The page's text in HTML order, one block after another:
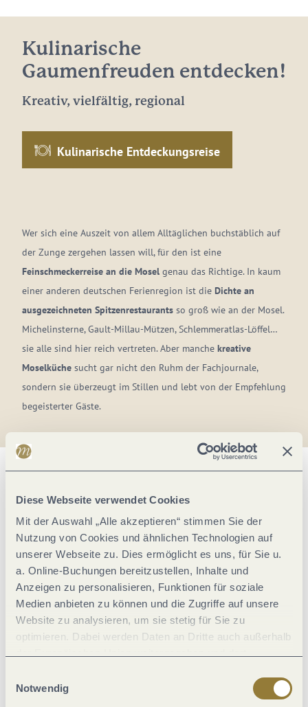
Diese Webseite verwendet Cookies
Mit der Auswahl „Alle akzeptieren“ stimmen Sie der
Nutzung von Cookies und ähnlichen Technologien auf
unserer Webseite zu. Dies ermöglicht es uns, für Sie u.
a. Online-Buchungen bereitzustellen, Inhalte und
Anzeigen zu personalisieren, Funktionen für soziale
Medien anbieten zu können und die Zugriffe auf unsere
Website zu analysieren, um sie stetig für Sie zu
optimieren. Dabei werden Daten an Dritte auch außerhalb
jederzeit widerrufen werden. Mit der Auswahl "Alle
ablehnen" kann es zu Beeinträchtigungen in der Nutzung
Notwendig
Kulinarische
Gaumenfreuden entdecken!
Kreativ, vielfältig, regional
Kulinarische Entdeckungsreise
Wer sich eine Auszeit von allem Alltäglichen buchstäblich auf
der Zunge zergehen lassen will, für den ist eine
Feinschmeckerreise an die Mosel genau das Richtige. In kaum
einer anderen deutschen Ferienregion ist die Dichte an
ausgezeichneten Spitzenrestaurants so groß wie an der Mosel.
Michelinsterne, Gault-Millau-Mützen, Schlemmeratlas-Löffel…
sie alle sind hier reich vertreten. Aber manche kreative
Moselküche sucht gar nicht den Ruhm der Fachjournale,
sondern sie überzeugt im Stillen und lebt von der Empfehlung
begeisterter Gäste.
Finde dein
Lieblingsrestaurant!